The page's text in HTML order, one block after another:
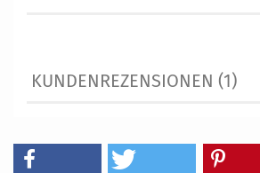
KUNDENREZENSIONEN (1)